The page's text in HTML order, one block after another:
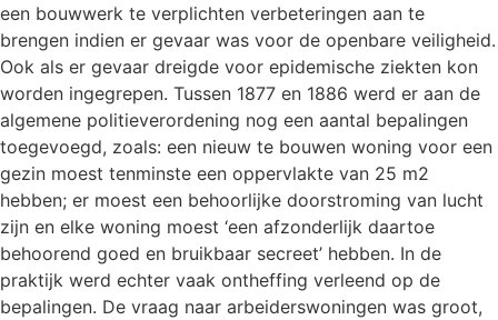
een bouwwerk te verplichten verbeteringen aan te
brengen indien er gevaar was voor de openbare veiligheid.
Ook als er gevaar dreigde voor epidemische ziekten kon
worden ingegrepen. Tussen 1877 en 1886 werd er aan de
algemene politieverordening nog een aantal bepalingen
toegevoegd, zoals: een nieuw te bouwen woning voor een
gezin moest tenminste een oppervlakte van 25 m2
hebben; er moest een behoorlijke doorstroming van lucht
zijn en elke woning moest ‘een afzonderlijk daartoe
behoorend goed en bruikbaar secreet’ hebben. In de
praktijk werd echter vaak ontheffing verleend op de
bepalingen. De vraag naar arbeiderswoningen was groot,